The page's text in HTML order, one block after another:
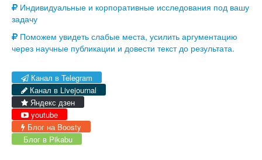
Индивидуальные и корпоративные исследования под вашу
задачу
Поможем увидеть слабые места, усилить аргументацию
через научные публикации и довести текст до результата.
Канал в Telegram
Канал в Livejournal
Яндекс дзен
youtube
Блог на Boosty
Блог в Pikabu